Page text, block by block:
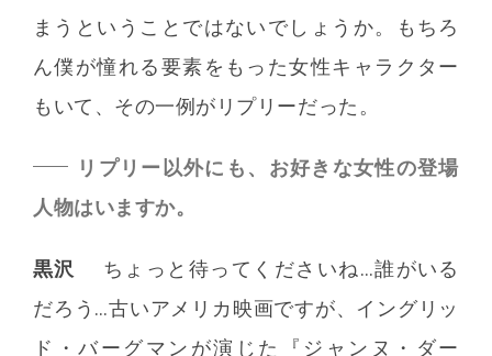
まうということではないでしょうか。もちろ
ん僕が憧れる要素をもった女性キャラクター
もいて、その一例がリプリーだった。
リプリー以外にも、お好きな女性の登場
人物はいますか。
黒沢
ちょっと待ってくださいね…誰がいる
だろう…古いアメリカ映画ですが、イングリッ
ド・バーグマンが演じた『ジャンヌ・ダー